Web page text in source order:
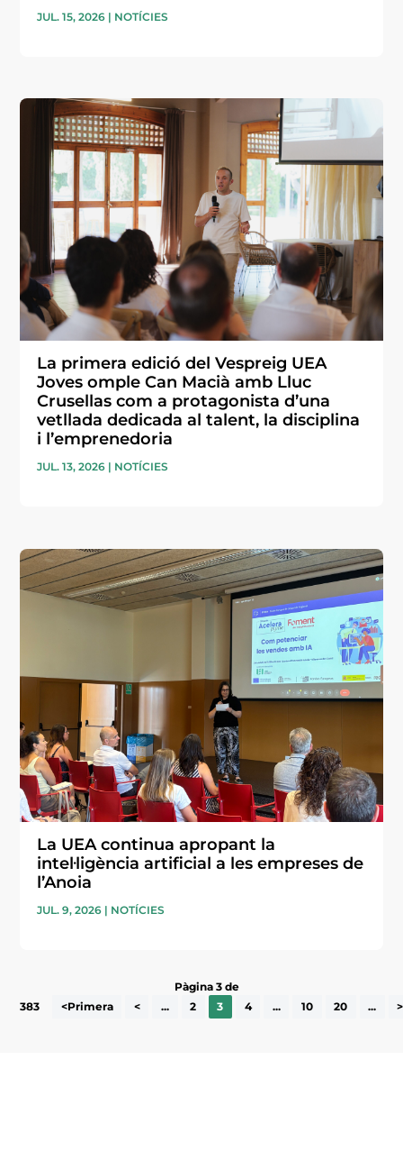
JUL. 15, 2026 | NOTÍCIES
La primera edició del Vespreig UEA
Joves omple Can Macià amb Lluc
Crusellas com a protagonista d’una
vetllada dedicada al talent, la disciplina
i l’emprenedoria
JUL. 13, 2026 | NOTÍCIES
La UEA continua apropant la
intel·ligència artificial a les empreses de
l’Anoia
JUL. 9, 2026 | NOTÍCIES
Pàgina 3 de
383
<Primera < ... 2 3 4 ... 10 20 ... >